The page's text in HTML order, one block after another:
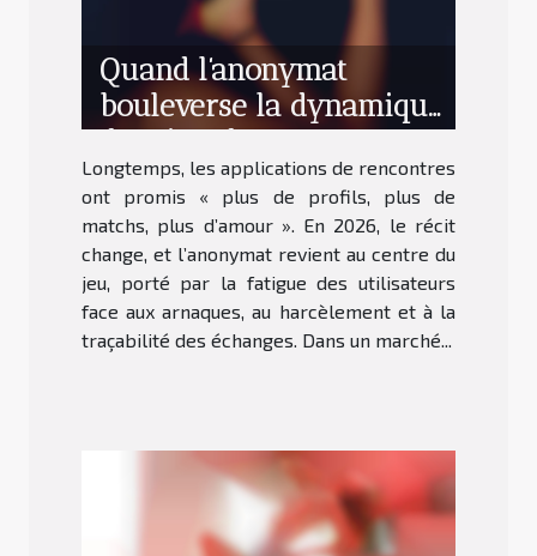
Quand l’anonymat
bouleverse la dynamique
des sites de rencontres
Longtemps, les applications de rencontres
ont promis « plus de profils, plus de
matchs, plus d’amour ». En 2026, le récit
change, et l’anonymat revient au centre du
jeu, porté par la fatigue des utilisateurs
face aux arnaques, au harcèlement et à la
traçabilité des échanges. Dans un marché...